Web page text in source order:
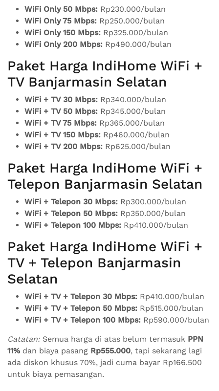
WiFi Only 50 Mbps: Rp230.000/bulan
WiFi Only 75 Mbps: Rp250.000/bulan
WiFi Only 150 Mbps: Rp325.000/bulan
WiFi Only 200 Mbps: Rp490.000/bulan
Paket Harga IndiHome WiFi +
TV Banjarmasin Selatan
WiFi + TV 30 Mbps: Rp340.000/bulan
WiFi + TV 50 Mbps: Rp345.000/bulan
WiFi + TV 75 Mbps: Rp365.000/bulan
WiFi + TV 150 Mbps: Rp460.000/bulan
WiFi + TV 200 Mbps: Rp625.000/bulan
Paket Harga IndiHome WiFi +
Telepon Banjarmasin Selatan
WiFi + Telepon 30 Mbps: Rp300.000/bulan
WiFi + Telepon 50 Mbps: Rp350.000/bulan
WiFi + Telepon 100 Mbps: Rp410.000/bulan
Paket Harga IndiHome WiFi +
TV + Telepon Banjarmasin
Selatan
WiFi + TV + Telepon 30 Mbps: Rp410.000/bulan
WiFi + TV + Telepon 50 Mbps: Rp515.000/bulan
WiFi + TV + Telepon 100 Mbps: Rp590.000/bulan
Catatan:Semua harga di atas belum termasuk PPN
11% dan biaya pasang Rp555.000, tapi sekarang lagi
ada diskon khusus 70%, jadi cuma bayar Rp166.500
untuk biaya pemasangan.